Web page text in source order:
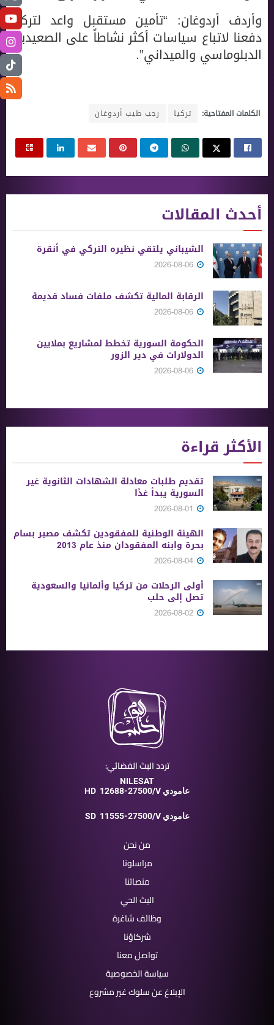
وأردف أردوغان: “تأمين مستقبل واعد لتركيا
دفعنا لاتباع سياسات أكثر نشاطاً على الصعيدين
الدبلوماسي والميداني”.
الكلمات المفتاحية: تركيا رجب طيب أردوغان
أحدث المقالات
الشيباني يلتقي نظيره التركي في أنقرة
الرقابة المالية تكشف ملفات فساد قديمة
الحكومة السورية تخطط لمشاريع بملايين
الدولارات في دير الزور
الأكثر قراءة
تقديم طلبات معادلة الشهادات الثانوية ‏غير
السورية يبدأ غدًا
الهيئة الوطنية للمفقودين تكشف مصير بسام
بحرة وابنه المفقودان منذ عام 2013
أولى الرحلات من ‏تركيا وألمانيا والسعودية
تصل إلى حلب
تردد البث الفضائي:
NILESAT
HD
12688-27500/V عامودي
SD 11555-27500/V عامودي
من نحن
مراسلونا
منصاتنا
البث الحي
وظائف شاغرة
شركاؤنا
تواصل معنا
سياسة الخصوصية
الإبلاغ عن سلوك غير مشروع